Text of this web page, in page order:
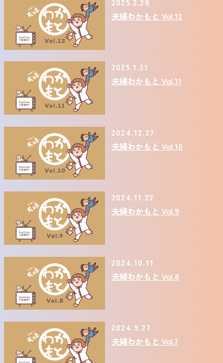
夫婦わかもと Vol.12
2025.1.31
夫婦わかもと Vol.11
2024.12.27
夫婦わかもと Vol.10
2024.11.22
夫婦わかもと Vol.9
2024.10.11
夫婦わかもと Vol.8
2024.9.27
夫婦わかもと Vol.7